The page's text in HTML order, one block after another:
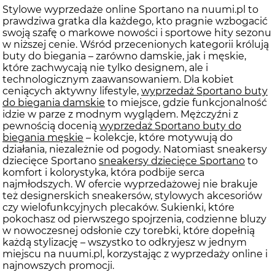
Stylowe wyprzedaże online Sportano na nuumi.pl to
prawdziwa gratka dla każdego, kto pragnie wzbogacić
swoją szafę o markowe nowości i sportowe hity sezonu
w niższej cenie. Wśród przecenionych kategorii królują
buty do biegania – zarówno damskie, jak i męskie,
które zachwycają nie tylko designem, ale i
technologicznym zaawansowaniem. Dla kobiet
ceniących aktywny lifestyle, wyprzedaż Sportano buty
do biegania damskie to miejsce, gdzie funkcjonalność
idzie w parze z modnym wyglądem. Mężczyźni z
pewnością docenią wyprzedaż Sportano buty do
biegania męskie – kolekcje, które motywują do
działania, niezależnie od pogody. Natomiast sneakersy
dziecięce Sportano sneakersy dziecięce Sportano to
komfort i kolorystyka, która podbije serca
najmłodszych. W ofercie wyprzedażowej nie brakuje
też designerskich sneakersów, stylowych akcesoriów
czy wielofunkcyjnych plecaków. Sukienki, które
pokochasz od pierwszego spojrzenia, codzienne bluzy
w nowoczesnej odsłonie czy torebki, które dopełnią
każdą stylizację – wszystko to odkryjesz w jednym
miejscu na nuumi.pl, korzystając z wyprzedaży online i
najnowszych promocji.